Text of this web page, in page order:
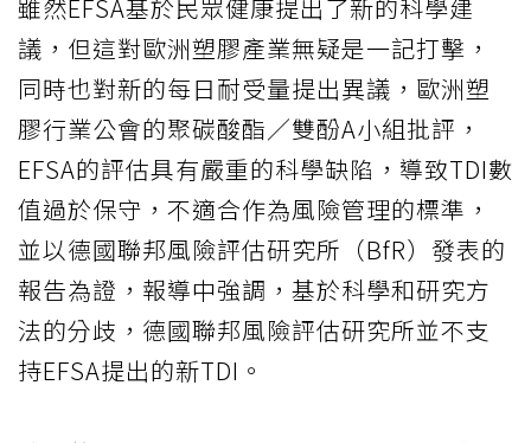
雖然EFSA基於民眾健康提出了新的科學建
議，但這對歐洲塑膠產業無疑是一記打擊，
同時也對新的每日耐受量提出異議，歐洲塑
膠行業公會的聚碳酸酯／雙酚A小組批評，
EFSA的評估具有嚴重的科學缺陷，導致TDI數
值過於保守，不適合作為風險管理的標準，
並以德國聯邦風險評估研究所（BfR）發表的
報告為證，報導中強調，基於科學和研究方
法的分歧，德國聯邦風險評估研究所並不支
持EFSA提出的新TDI。